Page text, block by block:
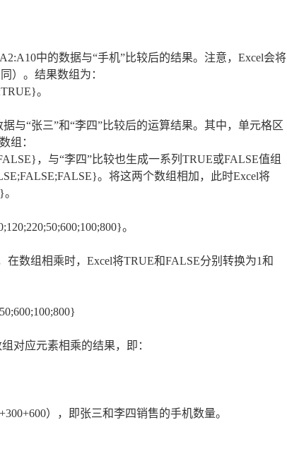
中的数据与“手机”比较后的结果。注意，Excel会将
）。结果数组为：
。
与“张三”和“李四”比较后的运算结果。其中，单元格区
组：
，与“李四”比较也生成一系列TRUE或FALSE值组
。将这两个数组相加，此时Excel将
。
数组相乘时，Excel将TRUE和FALSE分别转换为1和
对应元素相乘的结果，即：
），即张三和李四销售的手机数量。